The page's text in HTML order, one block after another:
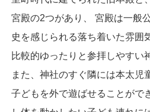
宮殿の2つがあり、 宮殿は一般
史を感じられる落ち着いた雰囲
比較的ゆったりと参拝しやすい
また、神社のすぐ隣には本太児
子どもを外で遊ばせることがで